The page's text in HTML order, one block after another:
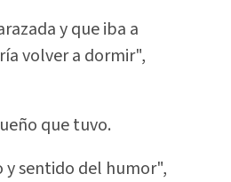
y que iba a
volver a dormir",
que tuvo.
y sentido del humor",